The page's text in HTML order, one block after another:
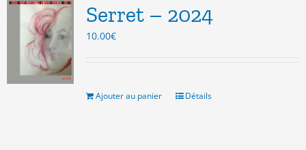
Serret – 2024
10.00€
Ajouter au panier Détails